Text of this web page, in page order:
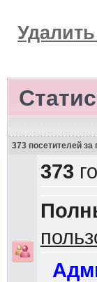
373 посетителей
373